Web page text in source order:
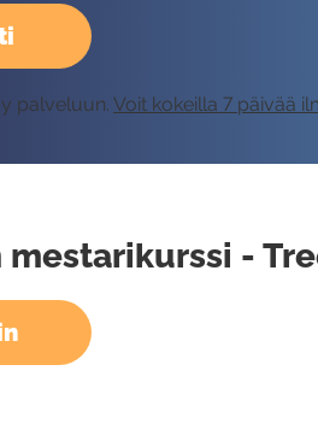
palveluun. Voit kokeilla 7 päivää
mestarikurssi -